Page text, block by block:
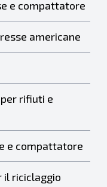
e compattatore
americane
rifiuti e
e compattatore
il riciclaggio